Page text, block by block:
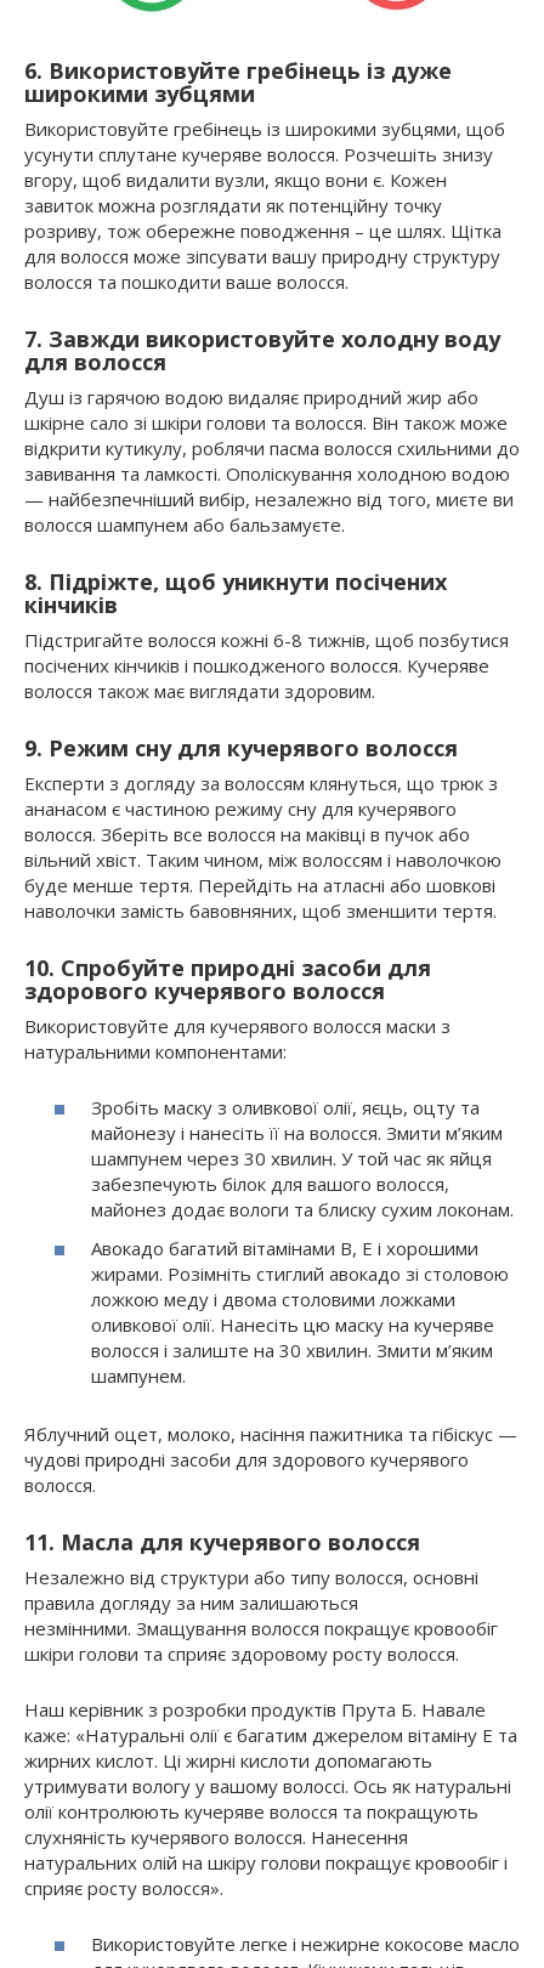
6. Використовуйте гребінець із дуже
широкими зубцями
Використовуйте гребінець із широкими зубцями, щоб
усунути сплутане кучеряве волосся. Розчешіть знизу
вгору, щоб видалити вузли, якщо вони є. Кожен
завиток можна розглядати як потенційну точку
розриву, тож обережне поводження – це шлях. Щітка
для волосся може зіпсувати вашу природну структуру
волосся та пошкодити ваше волосся.
7. Завжди використовуйте холодну воду
для волосся
Душ із гарячою водою видаляє природний жир або
шкірне сало зі шкіри голови та волосся. Він також може
відкрити кутикулу, роблячи пасма волосся схильними до
завивання та ламкості. Ополіскування холодною водою
— найбезпечніший вибір, незалежно від того, миєте ви
волосся шампунем або бальзамуєте.
8. Підріжте, щоб уникнути посічених
кінчиків
Підстригайте волосся кожні 6-8 тижнів, щоб позбутися
посічених кінчиків і пошкодженого волосся. Кучеряве
волосся також має виглядати здоровим.
9. Режим сну для кучерявого волосся
Експерти з догляду за волоссям клянуться, що трюк з
ананасом є частиною режиму сну для кучерявого
волосся. Зберіть все волосся на маківці в пучок або
вільний хвіст. Таким чином, між волоссям і наволочкою
буде менше тертя. Перейдіть на атласні або шовкові
наволочки замість бавовняних, щоб зменшити тертя.
10. Спробуйте природні засоби для
здорового кучерявого волосся
Використовуйте для кучерявого волосся маски з
натуральними компонентами:
Зробіть маску з оливкової олії, яєць, оцту та
майонезу і нанесіть її на волосся. Змити м’яким
шампунем через 30 хвилин. У той час як яйця
забезпечують білок для вашого волосся,
майонез додає вологи та блиску сухим локонам.
Авокадо багатий вітамінами B, E і хорошими
жирами. Розімніть стиглий авокадо зі столовою
ложкою меду і двома столовими ложками
оливкової олії. Нанесіть цю маску на кучеряве
волосся і залиште на 30 хвилин. Змити м’яким
шампунем.
Яблучний оцет, молоко, насіння пажитника та гібіскус —
чудові природні засоби для здорового кучерявого
волосся.
11. Масла для кучерявого волосся
Незалежно від структури або типу волосся, основні
правила догляду за ним залишаються
незмінними. Змащування волосся покращує кровообіг
шкіри голови та сприяє здоровому росту волосся.
Наш керівник з розробки продуктів Прута Б. Навале
каже: «Натуральні олії є багатим джерелом вітаміну Е та
жирних кислот. Ці жирні кислоти допомагають
утримувати вологу у вашому волоссі. Ось як натуральні
олії контролюють кучеряве волосся та покращують
слухняність кучерявого волосся. Нанесення
натуральних олій на шкіру голови покращує кровообіг і
сприяє росту волосся».
Використовуйте легке і нежирне кокосове масло